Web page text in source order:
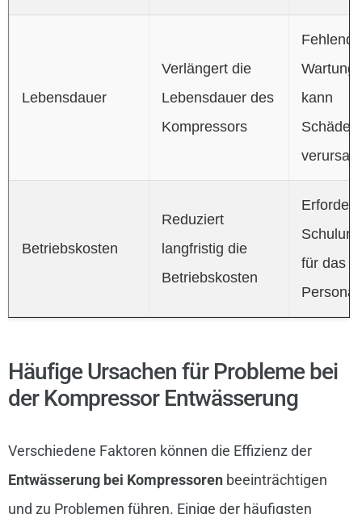
Lebensdauer
Verlängert die
Lebensdauer des
Kompressors
Fehlende
Wartung
kann
Schäden
Betriebskosten
Reduziert
langfristig die
Betriebskosten
Erfordert
für das
Personal
Häufige Ursachen für Probleme bei
der Kompressor Entwässerung
Verschiedene Faktoren können die Effizienz der
Entwässerung bei Kompressorenbeeinträchtigen
und zu Problemen führen. Einige der häufigsten